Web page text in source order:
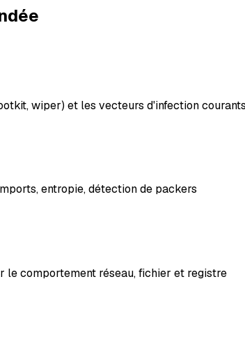
wiper) et les vecteurs d'infection courants
entropie, détection de packers
le comportement réseau, fichier et registre